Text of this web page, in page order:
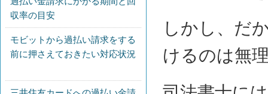
しかし、だ
けるのは無
収率の目安
モビットから過払い請求をする
前に押さえておきたい対応状況